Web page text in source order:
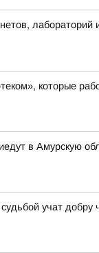
которые
в Амурскую
учат добру